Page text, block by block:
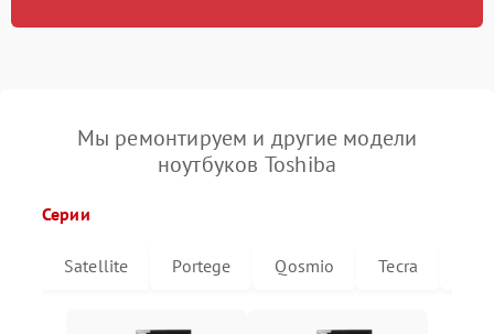
Мы ремонтируем и другие модели
ноутбуков Toshiba
Серии
Satellite Portege Qosmio Tecra